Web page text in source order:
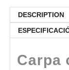
DESCRIPTION
Carpa